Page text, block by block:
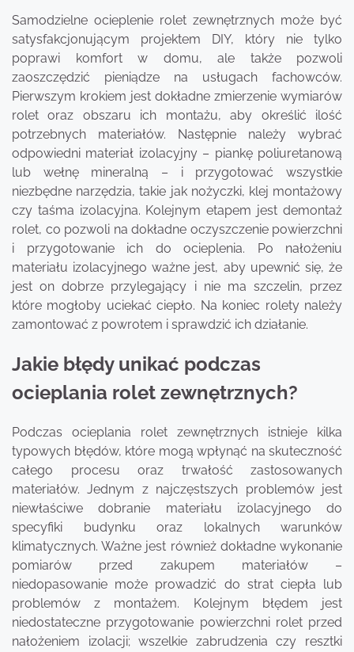
Samodzielne ocieplenie rolet zewnętrznych może być
satysfakcjonującym projektem DIY, który nie tylko
poprawi komfort w domu, ale także pozwoli
zaoszczędzić pieniądze na usługach fachowców.
Pierwszym krokiem jest dokładne zmierzenie wymiarów
rolet oraz obszaru ich montażu, aby określić ilość
potrzebnych materiałów. Następnie należy wybrać
odpowiedni materiał izolacyjny – piankę poliuretanową
lub wełnę mineralną – i przygotować wszystkie
niezbędne narzędzia, takie jak nożyczki, klej montażowy
czy taśma izolacyjna. Kolejnym etapem jest demontaż
rolet, co pozwoli na dokładne oczyszczenie powierzchni
i przygotowanie ich do ocieplenia. Po nałożeniu
materiału izolacyjnego ważne jest, aby upewnić się, że
jest on dobrze przylegający i nie ma szczelin, przez
które mogłoby uciekać ciepło. Na koniec rolety należy
zamontować z powrotem i sprawdzić ich działanie.
Jakie błędy unikać podczas
ocieplania rolet zewnętrznych?
Podczas ocieplania rolet zewnętrznych istnieje kilka
typowych błędów, które mogą wpłynąć na skuteczność
całego procesu oraz trwałość zastosowanych
materiałów. Jednym z najczęstszych problemów jest
niewłaściwe dobranie materiału izolacyjnego do
specyfiki budynku oraz lokalnych warunków
klimatycznych. Ważne jest również dokładne wykonanie
pomiarów przed zakupem materiałów –
niedopasowanie może prowadzić do strat ciepła lub
problemów z montażem. Kolejnym błędem jest
niedostateczne przygotowanie powierzchni rolet przed
nałożeniem izolacji; wszelkie zabrudzenia czy resztki